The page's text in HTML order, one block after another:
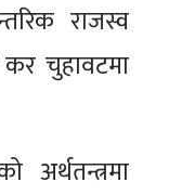
राजस्व
कर चुहावटमा
अर्थतन्त्रमा